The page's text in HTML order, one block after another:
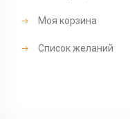
Моя корзина
Список желаний